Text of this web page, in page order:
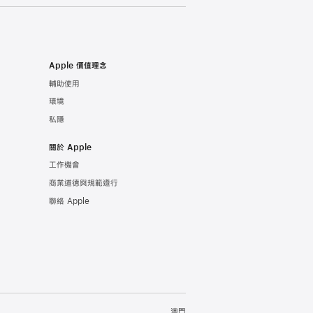
Apple 價值理念
輔助使用
環境
私隱
關於 Apple
工作機會
商業道德與規範遵行
聯絡 Apple